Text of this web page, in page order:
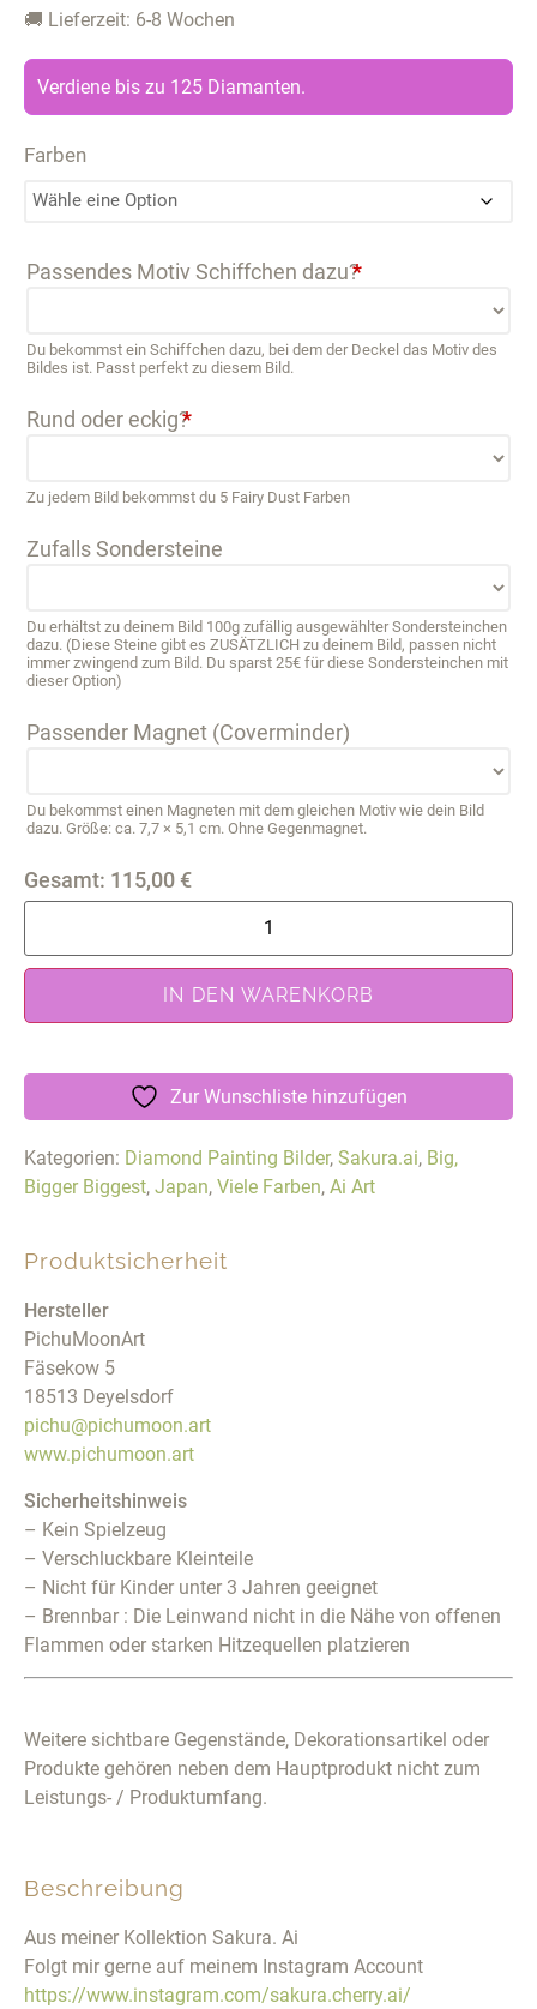
🚚 Lieferzeit: 6-8 Wochen
Verdiene bis zu 125 Diamanten.
Farben
Passendes Motiv Schiffchen dazu?*
Du bekommst ein Schiffchen dazu, bei dem der Deckel das Motiv des
Bildes ist. Passt perfekt zu diesem Bild.
Rund oder eckig?*
Zu jedem Bild bekommst du 5 Fairy Dust Farben
Zufalls Sondersteine
Du erhältst zu deinem Bild 100g zufällig ausgewählter Sondersteinchen
dazu. (Diese Steine gibt es ZUSÄTZLICH zu deinem Bild, passen nicht
immer zwingend zum Bild. Du sparst 25€ für diese Sondersteinchen mit
dieser Option)
Passender Magnet (Coverminder)
Du bekommst einen Magneten mit dem gleichen Motiv wie dein Bild
dazu. Größe: ca. 7,7 × 5,1 cm. Ohne Gegenmagnet.
Gesamt: 115,00 €
IN DEN WARENKORB
Zur Wunschliste hinzufügen
Kategorien: Diamond Painting Bilder, Sakura.ai, Big,
Bigger Biggest, Japan, Viele Farben, Ai Art
Beschreibung
Aus meiner Kollektion Sakura. Ai
Folgt mir gerne auf meinem Instagram Account
https://www.instagram.com/sakura.cherry.ai/
Produktsicherheit
Hersteller
PichuMoonArt
Fäsekow 5
18513 Deyelsdorf
pichu@pichumoon.art
www.pichumoon.art
Sicherheitshinweis
– Kein Spielzeug
– Verschluckbare Kleinteile
– Nicht für Kinder unter 3 Jahren geeignet
– Brennbar : Die Leinwand nicht in die Nähe von offenen
Flammen oder starken Hitzequellen platzieren
Weitere sichtbare Gegenstände, Dekorationsartikel oder
Produkte gehören neben dem Hauptprodukt nicht zum
Leistungs- / Produktumfang.